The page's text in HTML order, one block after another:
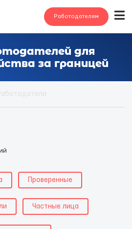
Работодателям
для
за границей
Проверенные
Частные лица